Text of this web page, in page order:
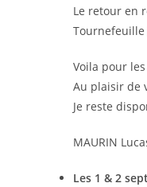
Le retour en
Tournefeuille
Voila pour
Au plaisir de
Je reste
MAURIN
Les 1 & 2